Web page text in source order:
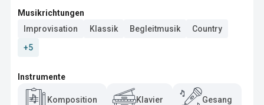
Musikrichtungen
Improvisation
Klassik Begleitmusik
Country
+5
Instrumente
Komposition Klavier Gesang